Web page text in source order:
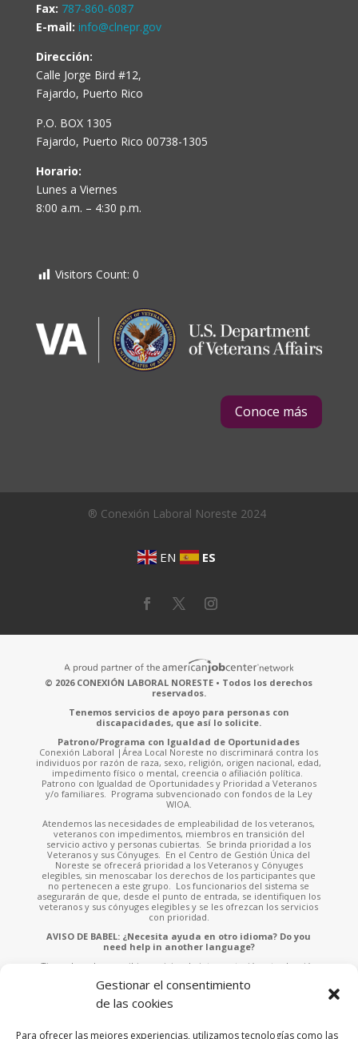
Gestionar el consentimiento
de las cookies
Para ofrecer las mejores experiencias, utilizamos tecnologías como las
Fax: 787-860-6087
E-mail: info@clnepr.gov
Dirección:
Calle Jorge Bird #12,
Fajardo, Puerto Rico
P.O. BOX 1305
Fajardo, Puerto Rico 00738-1305
Horario:
Lunes a Viernes
8:00 a.m. – 4:30 p.m.
Visitors Count: 0
Conoce más
® Conexión Laboral Noreste 2024
EN ES
© 2026 CONEXIÓN LABORAL NORESTE • Todos los derechos
reservados.
Tenemos servicios de apoyo para personas con
discapacidades, que así lo solicite.
Patrono/Programa con Igualdad de Oportunidades
Conexión Laboral |Área Local Noreste no discriminará contra los
individuos por razón de raza, sexo, religión, origen nacional, edad,
impedimento físico o mental, creencia o afiliación política.
Patrono con Igualdad de Oportunidades y Prioridad a Veteranos
y/o familiares. Programa subvencionado con fondos de la Ley
WIOA.
Atendemos las necesidades de empleabilidad de los veteranos,
veteranos con impedimentos, miembros en transición del
servicio activo y personas cubiertas. Se brinda prioridad a los
Veteranos y sus Cónyuges. En el Centro de Gestión Única del
Noreste se ofrecerá prioridad a los Veteranos y Cónyuges
elegibles, sin menoscabar los derechos de los participantes que
no pertenecen a este grupo. Los funcionarios del sistema se
asegurarán de que, desde el punto de entrada, se identifiquen los
veteranos y sus cónyuges elegibles y se les ofrezcan los servicios
con prioridad.
AVISO DE BABEL: ¿Necesita ayuda en otro idioma? Do you
need help in another language?
Tiene derecho a recibir servicios de interpretación y traducción
empleados o llame al 787-953-4700 x.902 e indíquenos el idioma
que habla para asistirle. You have the right to receive free
interpretation and translation services. Please ask any of our staff